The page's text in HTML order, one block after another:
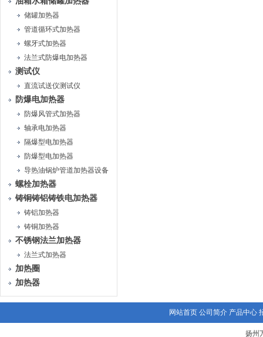
储罐加热器
管道循环式加热器
螺牙式加热器
法兰式防爆电加热器
测试仪
直流试送仪测试仪
防爆电加热器
防爆风管式加热器
轴承电加热器
隔爆型电加热器
防爆型电加热器
导热油锅炉管道加热器设备
螺栓加热器
铸铜铸铝铸铁电加热器
铸铝加热器
铸铜加热器
不锈钢法兰加热器
法兰式加热器
加热圈
加热器
网站首页 公司简介 产品中心
扬州